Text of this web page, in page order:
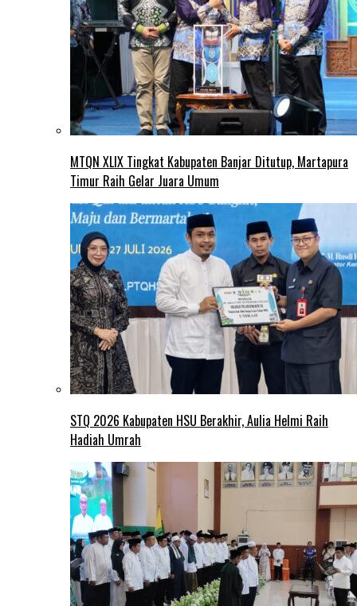
MTQN XLIX Tingkat Kabupaten Banjar Ditutup, Martapura
Timur Raih Gelar Juara Umum
STQ 2026 Kabupaten HSU Berakhir, Aulia Helmi Raih
Hadiah Umrah